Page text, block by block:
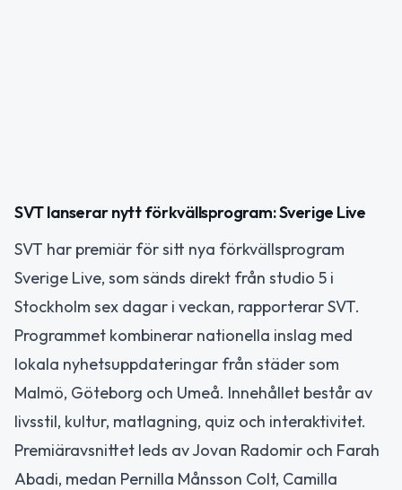
SVT lanserar nytt förkvällsprogram: Sverige Live
SVT har premiär för sitt nya förkvällsprogram
Sverige Live, som sänds direkt från studio 5 i
Stockholm sex dagar i veckan, rapporterar SVT.
Programmet kombinerar nationella inslag med
lokala nyhetsuppdateringar från städer som
Malmö, Göteborg och Umeå. Innehållet består av
livsstil, kultur, matlagning, quiz och interaktivitet.
Premiäravsnittet leds av Jovan Radomir och Farah
Abadi, medan Pernilla Månsson Colt, Camilla